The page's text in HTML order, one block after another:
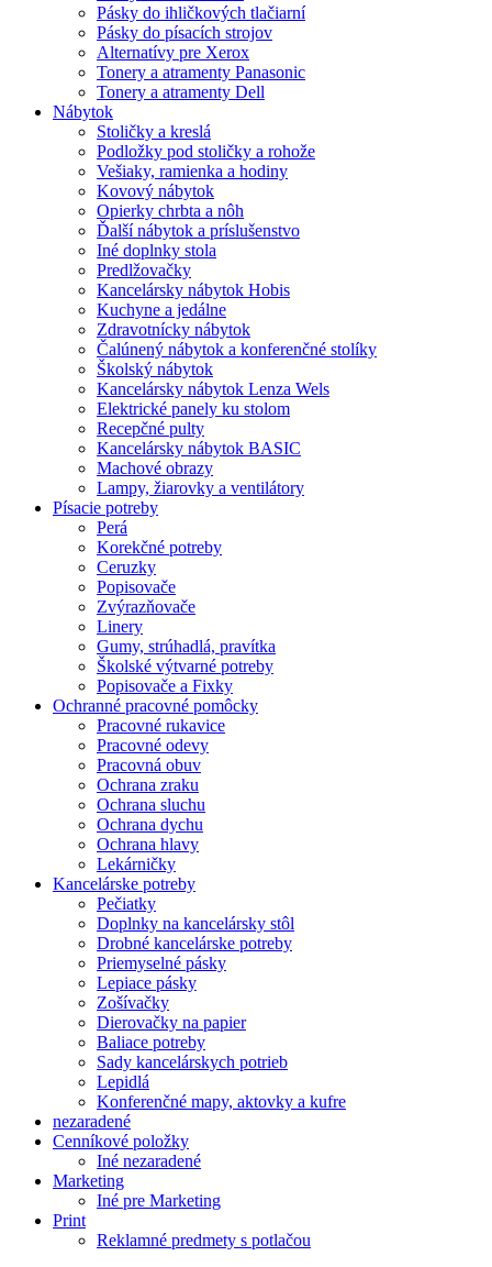
Pásky do ihličkových tlačiarní
Pásky do písacích strojov
Alternatívy pre Xerox
Tonery a atramenty Panasonic
Tonery a atramenty Dell
Nábytok
Stoličky a kreslá
Podložky pod stoličky a rohože
Vešiaky, ramienka a hodiny
Kovový nábytok
Opierky chrbta a nôh
Ďalší nábytok a príslušenstvo
Iné doplnky stola
Predlžovačky
Kancelársky nábytok Hobis
Kuchyne a jedálne
Zdravotnícky nábytok
Čalúnený nábytok a konferenčné stolíky
Školský nábytok
Kancelársky nábytok Lenza Wels
Elektrické panely ku stolom
Recepčné pulty
Kancelársky nábytok BASIC
Machové obrazy
Lampy, žiarovky a ventilátory
Písacie potreby
Perá
Korekčné potreby
Ceruzky
Popisovače
Zvýrazňovače
Linery
Gumy, strúhadlá, pravítka
Školské výtvarné potreby
Popisovače a Fixky
Ochranné pracovné pomôcky
Pracovné rukavice
Pracovné odevy
Pracovná obuv
Ochrana zraku
Ochrana sluchu
Ochrana dychu
Ochrana hlavy
Lekárničky
Kancelárske potreby
Pečiatky
Doplnky na kancelársky stôl
Drobné kancelárske potreby
Priemyselné pásky
Lepiace pásky
Zošívačky
Dierovačky na papier
Baliace potreby
Sady kancelárskych potrieb
Lepidlá
Konferenčné mapy, aktovky a kufre
nezaradené
Cenníkové položky
Iné nezaradené
Marketing
Iné pre Marketing
Print
Reklamné predmety s potlačou